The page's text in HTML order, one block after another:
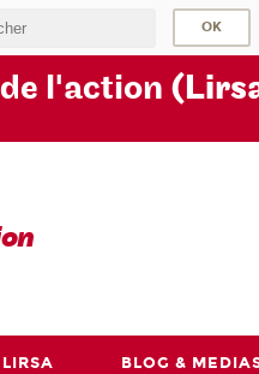
de l'action
BLOG &